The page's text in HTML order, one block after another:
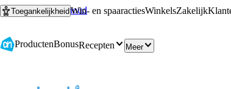
Ga naar hoofdinhoud
Ga naar zoeken
ToegankelijkheidWin- en spaaractiesWinkelsZakelijk
ProductenBonusRecepten Meer